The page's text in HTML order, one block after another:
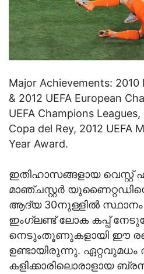
Major Achievements: 2010
& 2012 UEFA European
UEFA Champions
Copa del Rey, 2012 UEFA
Year Award.
ഇതിഹാസങ്ങളായ വെസ്റ്റ്
മാഞ്ചസ്റ്റര്‍
ആദ്യ 30നുള്ളില്‍ സ്ഥാനം
ഇംഗ്ലണ്ട് ലോക കപ്പ്
നെടുംതൂണുകളായി ഈ
ഉണ്ടായിരുന്നു. ഏറ്റവുമധം
കളിക്കാരിലൊരാളായ